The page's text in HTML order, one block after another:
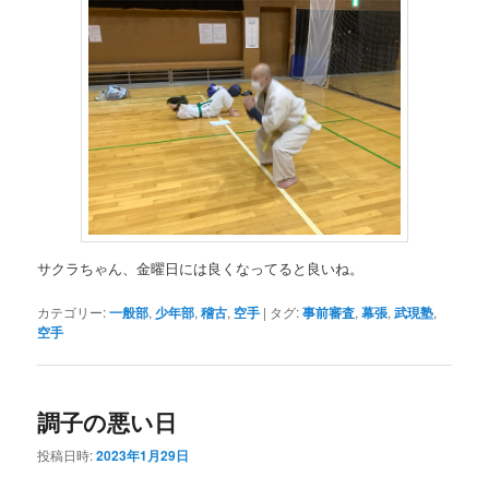
サクラちゃん、金曜日には良くなってると良いね。
カテゴリー:一般部,少年部,稽古, 空手 | タグ:事前審査,幕張,武現塾,
空手
調子の悪い日
投稿日時:2023年1月29日